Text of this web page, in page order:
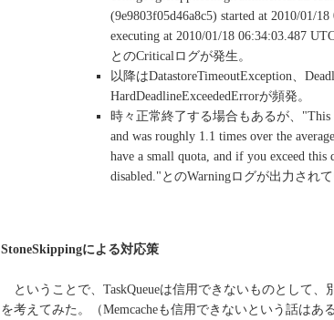
(9e9803f05d46a8c5) started at 2010/01/
executing at 2010/01/18 06:34:03.487
とのCriticalログが発生。
以降はDatastoreTimeoutException、
HardDeadlineExceededErrorが頻発。
時々正常終了する場合もあるが、"This
and was roughly 1.1 times over the
have a small quota, and if you exceed
disabled."とのWarningログが出力されて
StoneSkippingによる対応策
ということで、TaskQueueは信用できないものとして、
を考えてみた。（Memcacheも信用できないという話はあ